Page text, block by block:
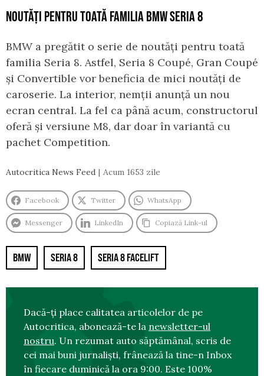
NOUTĂȚI PENTRU TOATĂ FAMILIA BMW SERIA 8
BMW a pregătit o serie de noutăți pentru toată
familia Seria 8. Astfel, Seria 8 Coupé, Gran Coupé
și Convertible vor beneficia de mici noutăți de
caroserie. La interior, nemții anunță un nou
ecran central. La fel ca până acum, constructorul
oferă și versiune M8, dar doar în variantă cu
pachet Competition.
Autocritica News Feed Acum 1653 zile
Facebook Twitter WhatsApp
Messenger LinkedIn Copiază Link-ul
BMW SERIA 8 SERIA 8 FACELIFT
Dacă-ți place calitatea articolelor de pe
Autocritica, abonează-te la newsletter-ul
nostru. Un rezumat auto săptămânal, scris de
cei mai buni jurnaliști, frânează la tine-n Inbox
în fiecare duminică la ora 9:00. Este 100%